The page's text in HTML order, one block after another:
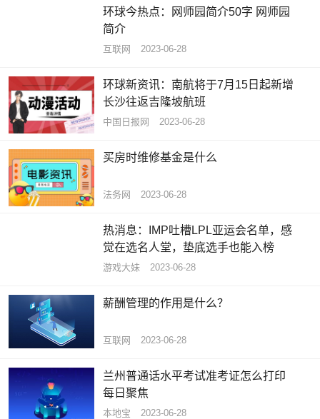
环球今热点：网师园简介50字 网师园
简介
互联网 2023-06-28
环球新资讯：南航将于7月15日起新增
长沙往返吉隆坡航班
中国日报网 2023-06-28
买房时维修基金是什么
法务网 2023-06-28
热消息：IMP吐槽LPL亚运会名单，感
觉在选名人堂，垫底选手也能入榜
游戏大妹 2023-06-28
薪酬管理的作用是什么？
互联网 2023-06-28
兰州普通话水平考试准考证怎么打印
每日聚焦
本地宝 2023-06-28